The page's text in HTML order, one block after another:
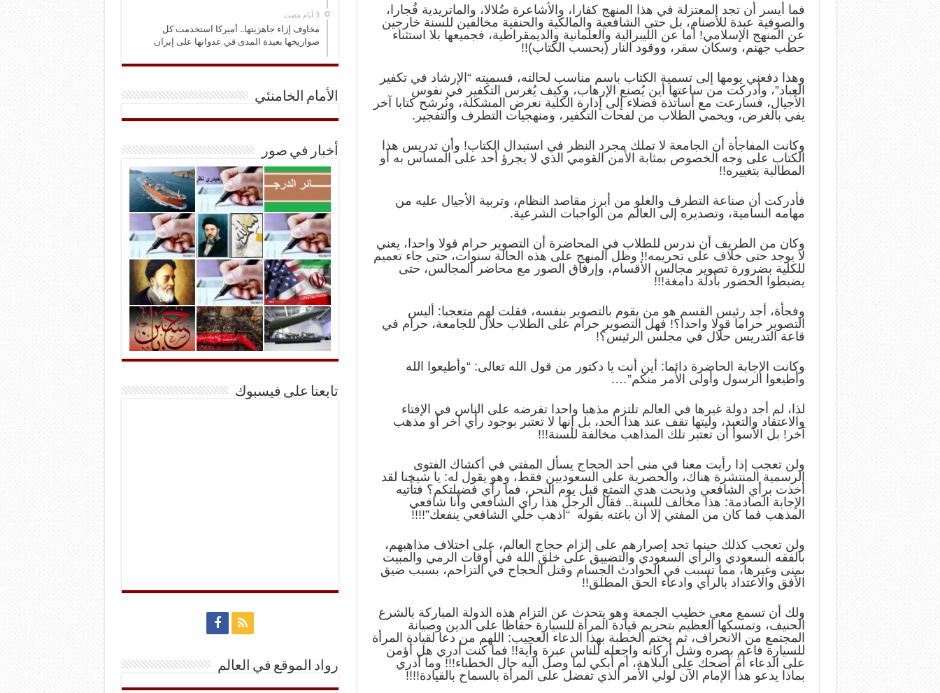
فما أيسر أن تجد المعتزلة في هذا المنهج كفارا، والأشاعرة ضُلالا، والماتريدية فُجارا،
والصوفية عبدة للأصنام، بل حتى الشافعية والمالكية والحنفية مخالفين للسنة خارجين
عن المنهج الإسلامي! أما عن الليبرالية والعلمانية والديمقراطية، فجميعها بلا استثناء
حطب جهنم، وسكان سقر، ووقود النار (بحسب الكتاب)!!
وهذا دفعني يومها إلى تسمية الكتاب باسم مناسب لحالته، فسميته “الإرشاد في تكفير
العباد”، وأدركت من ساعتها أين يُصنع الإرهاب، وكيف يُغرس التكفير في نفوس
الأجيال، فسارعت مع أساتذة فضلاء إلى إدارة الكلية نعرض المشكلة، ونُرشح كتابا آخر
يفي بالغرض، ويحمي الطلاب من لفحات التكفير، ومنهجيات التطرف والتفجير.
وكانت المفاجأة أن الجامعة لا تملك مجرد النظر في استبدال الكتاب! وأن تدريس هذا
الكتاب على وجه الخصوص بمثابة الأمن القومي الذي لا يجرؤ أحد على المساس به أو
المطالبة بتغييره!!
فأدركت أن صناعة التطرف والغلو من أبرز مقاصد النظام، وتربية الأجيال عليه من
مهامه السامية، وتصديره إلى العالم من الواجبات الشرعية.
وكان من الطريف أن ندرس للطلاب في المحاضرة أن التصوير حرام قولا واحدا، يعني
لا يوجد حتى خلاف على تحريمه!! وظل المنهج على هذه الحالة سنوات، حتى جاء تعميم
للكلية بضرورة تصوير مجالس الأقسام، وإرفاق الصور مع محاضر المجالس، حتى
يضبطوا الحضور بأدلة دامغة!!!
وفجأة، أجد رئيس القسم هو من يقوم بالتصوير بنفسه، فقلت لهم متعجبا: أليس
التصوير حراما قولا واحدا؟! فهل التصوير حرام على الطلاب حلال للجامعة، حرام في
قاعة التدريس حلال في مجلس الرئيس؟!
وكانت الإجابة الحاضرة دائما: أين أنت يا دكتور من قول الله تعالى: “وأطيعوا الله
وأطيعوا الرسول وأولى الأمر منكم”….
لذا، لم أجد دولة غيرها في العالم تلتزم مذهبا واحدا تفرضه على الناس في الإفتاء
والاعتقاد والتعبد، وليتها تقف عند هذا الحد، بل إنها لا تعتبر بوجود رأي آخر أو مذهب
آخر! بل الأسوأ أن تعتبر تلك المذاهب مخالفة للسنة!!!
ولن تعجب إذا رأيت معنا في منى أحد الحجاج يسأل المفتي في أكشاك الفتوى
الرسمية المنتشرة هناك، والحصرية على السعوديين فقط، وهو يقول له: يا شيخنا لقد
أخذت برأي الشافعي وذبحت هدي التمتع قبل يوم النحر، فما رأي فضيلتكم؟ فتأتيه
الإجابة الصادمة: هذا مخالف للسنة.. فقال الرجل هذا رأي الشافعي وأنا شافعي
المذهب فما كان من المفتي إلا أن باغته بقوله “اذهب خلي الشافعي ينفعك”!!!!
ولن تعجب كذلك حينما تجد إصرارهم على إلزام حجاج العالم، على اختلاف مذاهبهم،
بالفقه السعودي والرأي السعودي والتضييق على خلق الله في أوقات الرمي والمبيت
بمنى وغيرها، مما تسبب في الحوادث الجسام وقتل الحجاج في التزاحم، بسبب ضيق
الأفق والاعتداد بالرأي وادعاء الحق المطلق!!
ولك أن تسمع معي خطيب الجمعة وهو يتحدث عن التزام هذه الدولة المباركة بالشرع
الحنيف، وتمسكها العظيم بتحريم قيادة المرأة للسيارة حفاظا على الدين وصيانة
المجتمع من الانحراف، ثم يختم الخطبة بهذا الدعاء العجيب: اللهم من دعا لقيادة المرأة
للسيارة فاعمِ بصره وشل أركانه واجعله للناس عبرة وآية!! فما كنت أدري هل أؤمن
على الدعاء أم أضحك على البلاهة، أم أبكي لما وصل اليه حال الخطباء!!! وما أدري
بماذا يدعو هذا الإمام الآن لولي الأمر الذي تفضل على المرأة بالسماح بالقيادة!!!!
مخاوف إزاء جاهزيتها.. أميركا استخدمت كل
صواريخها بعيدة المدى في عدوانها على إيران
الأمام الخامنئي
أخبار في صور
تابعنا على فيسبوك
رواد الموقع في العالم